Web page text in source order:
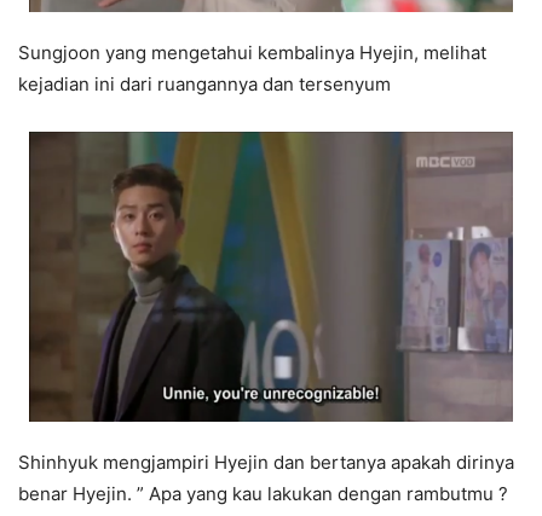
Sungjoon yang mengetahui kembalinya Hyejin, melihat
kejadian ini dari ruangannya dan tersenyum
Shinhyuk mengjampiri Hyejin dan bertanya apakah dirinya
benar Hyejin. ” Apa yang kau lakukan dengan rambutmu ?